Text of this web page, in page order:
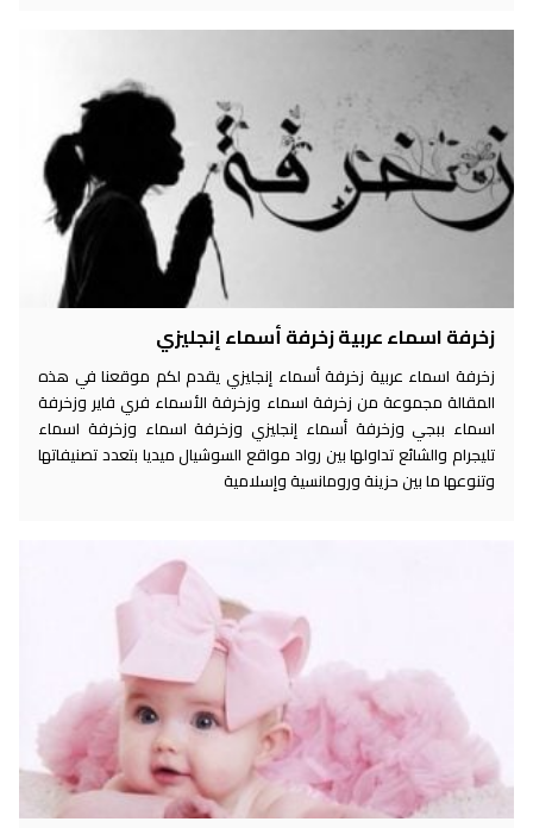
زخرفة اسماء عربية زخرفة أسماء إنجليزي
زخرفة اسماء عربية زخرفة أسماء إنجليزي يقدم لكم موقعنا في هذه
المقالة مجموعة من زخرفة اسماء وزخرفة الأسماء فري فاير وزخرفة
اسماء ببجي وزخرفة أسماء إنجليزي وزخرفة اسماء وزخرفة اسماء
تليجرام والشائع تداولها بين رواد مواقع السوشيال ميديا بتعدد تصنيفاتها
وتنوعها ما بين حزينة ورومانسية وإسلامية